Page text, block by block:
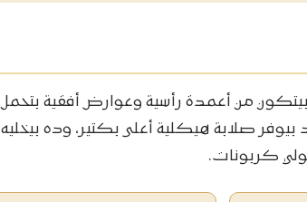
من أعمدة رأسية وعوارض أفقية بتحمل
صلابة هيكلية أعلى بكتير، وده بيخليه
كربونات.